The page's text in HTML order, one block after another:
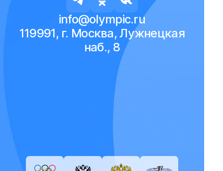
info@olympic.ru
119991, г. Москва, Лужнецкая
наб., 8